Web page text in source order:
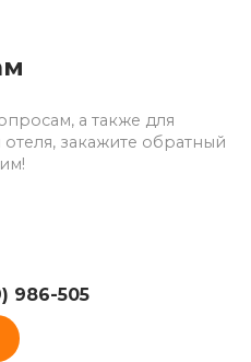
а также для
закажите обратный
986-505